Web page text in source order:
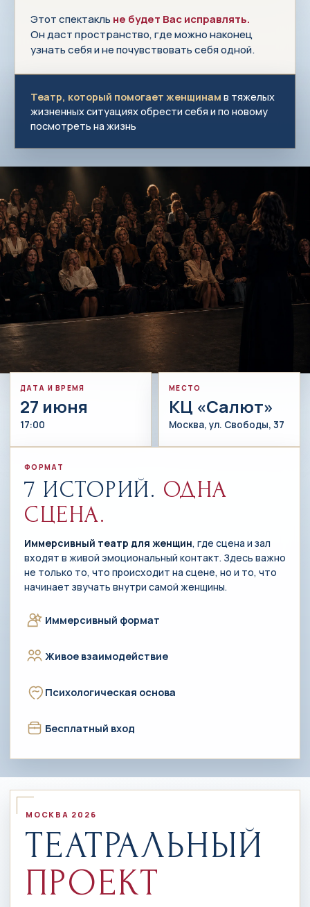
Этот спектакль не будет Вас исправлять.
Он даст пространство, где можно наконец
узнать себя и не почувствовать себя одной.
Театр, который помогает женщинам в тяжелых
жизненных ситуациях обрести себя и по новому
посмотреть на жизнь
ДАТА И ВРЕМЯ
27 июня
17:00
МЕСТО
КЦ «Салют»
Москва, ул. Свободы, 37
ФОРМАТ
7 ИСТОРИЙ. ОДНА
СЦЕНА.
Иммерсивный театр для женщин, где сцена и зал
входят в живой эмоциональный контакт. Здесь важно
не только то, что происходит на сцене, но и то, что
начинает звучать внутри самой женщины.
Иммерсивный формат
Живое взаимодействие
Психологическая основа
Бесплатный вход
МОСКВА 2026
ТЕАТРАЛЬНЫЙ
ПРОЕКТ